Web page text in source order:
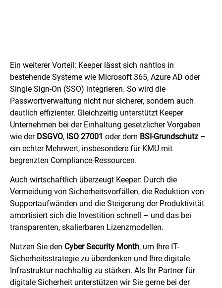
Ein weiterer Vorteil: Keeper lässt sich nahtlos in
bestehende Systeme wie Microsoft 365, Azure AD oder
Single Sign-On (SSO) integrieren. So wird die
Passwortverwaltung nicht nur sicherer, sondern auch
deutlich effizienter. Gleichzeitig unterstützt Keeper
Unternehmen bei der Einhaltung gesetzlicher Vorgaben
wie der DSGVO, ISO 27001 oder dem BSI-Grundschutz –
ein echter Mehrwert, insbesondere für KMU mit
begrenzten Compliance-Ressourcen.
Auch wirtschaftlich überzeugt Keeper: Durch die
Vermeidung von Sicherheitsvorfällen, die Reduktion von
Supportaufwänden und die Steigerung der Produktivität
amortisiert sich die Investition schnell – und das bei
transparenten, skalierbaren Lizenzmodellen.
Nutzen Sie den Cyber Security Month, um Ihre IT-
Sicherheitsstrategie zu überdenken und Ihre digitale
Infrastruktur nachhaltig zu stärken. Als Ihr Partner für
digitale Sicherheit unterstützen wir Sie gerne bei der